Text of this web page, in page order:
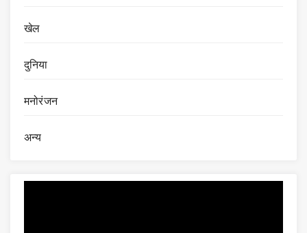
खेल
दुनिया
मनोरंजन
अन्य